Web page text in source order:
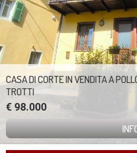
CASA DI CORTE IN VENDITA A
TROTTI
€ 98.000